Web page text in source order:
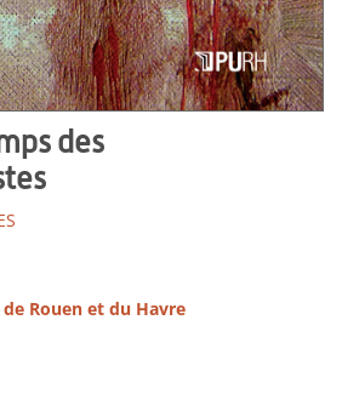
des
Rouen et du Havre